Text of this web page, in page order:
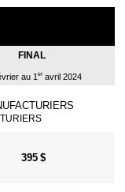
FINAL
au 1 eravril 2024
395 $